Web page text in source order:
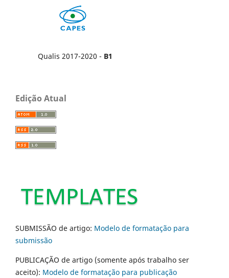
Qualis 2017-2020 - B1
Edição Atual
SUBMISSÃO de artigo: Modelo de formatação para
submissão
PUBLICAÇÃO de artigo (somente após trabalho ser
aceito): Modelo de formatação para publicação